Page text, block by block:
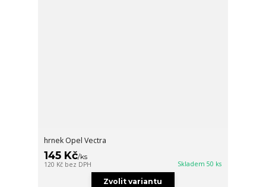
hrnek Opel Vectra
145 Kč/ks
120 Kč bez DPH Skladem 50 ks
Zvolit variantu